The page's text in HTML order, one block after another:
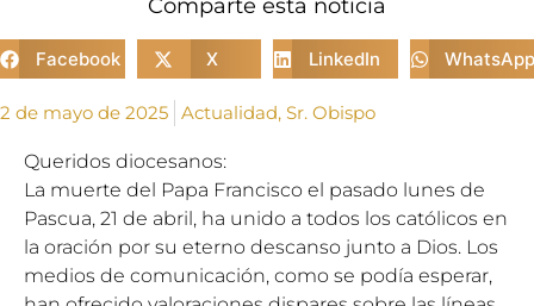
Comparte esta noticia
Facebook X LinkedIn WhatsApp
2 de mayo de 2025 Actualidad, Sr. Obispo
Queridos diocesanos:
La muerte del Papa Francisco el pasado lunes de
Pascua, 21 de abril, ha unido a todos los católicos en
la oración por su eterno descanso junto a Dios. Los
medios de comunicación, como se podía esperar,